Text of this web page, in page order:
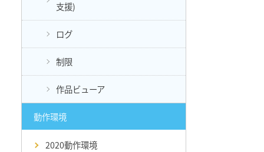
支援)
ログ
制限
作品ビューア
動作環境
2020動作環境